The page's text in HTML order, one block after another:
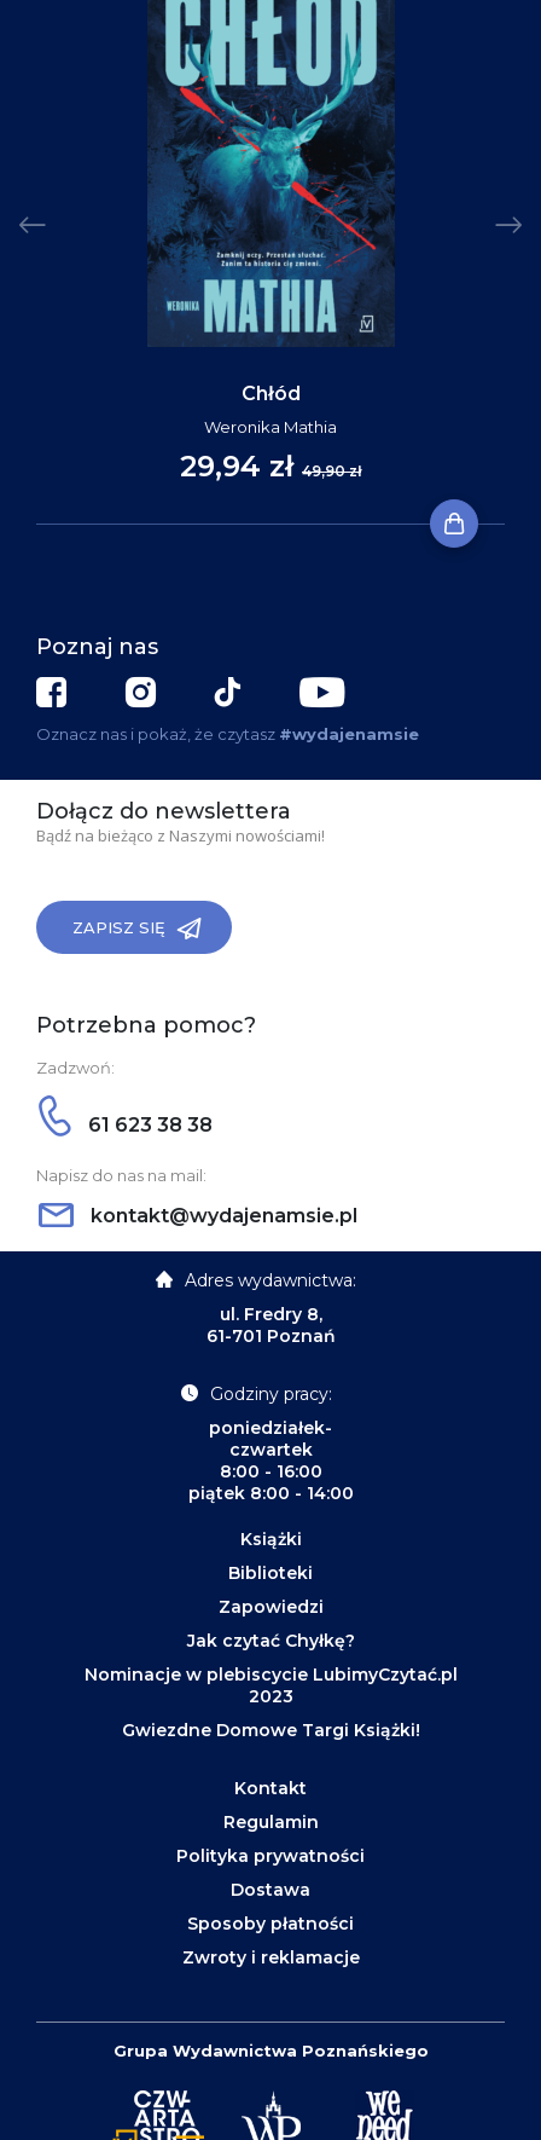
Chłód
Weronika Mathia
29,94 zł 49,90 zł
Poznaj nas
Oznacz nas i pokaż, że czytasz #wydajenamsie
Dołącz do newslettera
Bądź na bieżąco z Naszymi nowościami!
ZAPISZ SIĘ
Potrzebna pomoc?
Zadzwoń:
61 623 38 38
Napisz do nas na mail:
kontakt@wydajenamsie.pl
Adres wydawnictwa:
ul. Fredry 8,
61-701 Poznań
Godziny pracy:
poniedziałek-
czwartek
8:00 - 16:00
piątek 8:00 - 14:00
Książki
Biblioteki
Zapowiedzi
Jak czytać Chyłkę?
Nominacje w plebiscycie LubimyCzytać.pl
2023
Gwiezdne Domowe Targi Książki!
Kontakt
Regulamin
Polityka prywatności
Dostawa
Sposoby płatności
Zwroty i reklamacje
Grupa Wydawnictwa Poznańskiego